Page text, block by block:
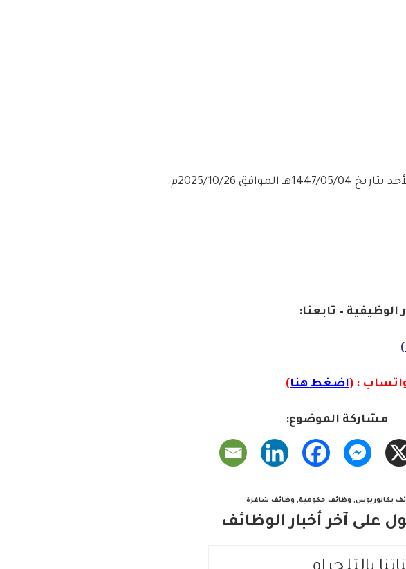
2025/10/26م.
الوظيفية – تابعنا:
)
: (اضغط هنا)
مشاركة الموضوع:
بكالوريوس, وظائف حكومية, وظائف شاغرة
على آخر أخبار الوظائف